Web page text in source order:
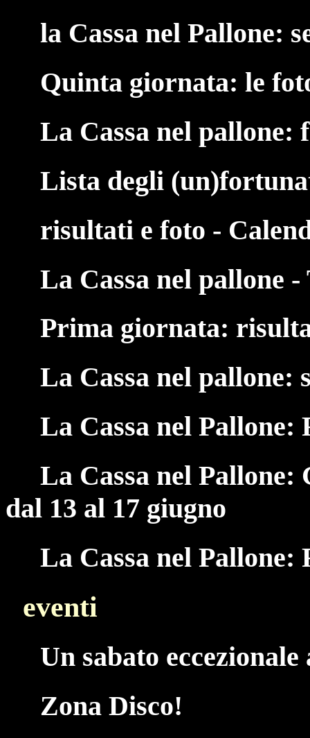
la Cassa nel Pallone:
Quinta giornata: le
La Cassa nel pallone:
Lista degli
risultati e foto -
La Cassa nel pallone
Prima giornata:
La Cassa nel pallone:
La Cassa nel Pallone:
La Cassa nel
dal 13 al 17 giugno
La Cassa nel Pallone:
eventi
Un sabato eccezionale
Zona Disco!